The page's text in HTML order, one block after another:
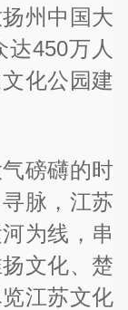
州中国大
450万人
化公园建
磅礴的时
脉，江苏
为线，串
文化、楚
江苏文化